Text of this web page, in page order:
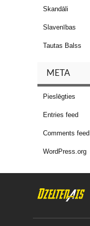
Skandāli
Slavenības
Tautas Balss
META
Pieslēgties
Entries feed
Comments feed
WordPress.org